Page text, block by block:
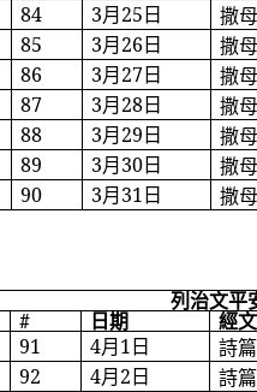
84
3月25日
撒
85
3月26日
撒
86
3月27日
撒
87
3月28日
撒
88
3月29日
撒
89
3月30日
撒
90
3月31日 撒
列治文平
# 日期
經文
91
4月1日
詩
92
4月2日
詩